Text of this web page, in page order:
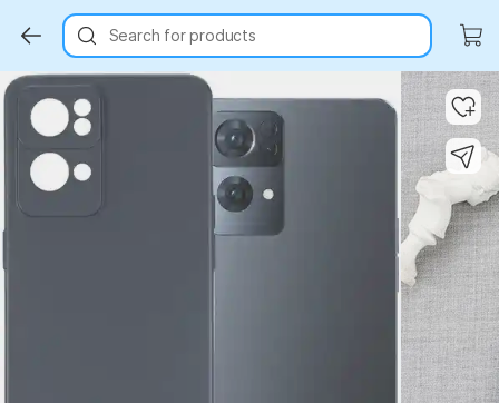
Search for products
Key Highlights Key Highlights